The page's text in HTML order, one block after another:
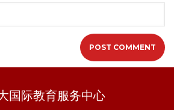
国际教育服务中心